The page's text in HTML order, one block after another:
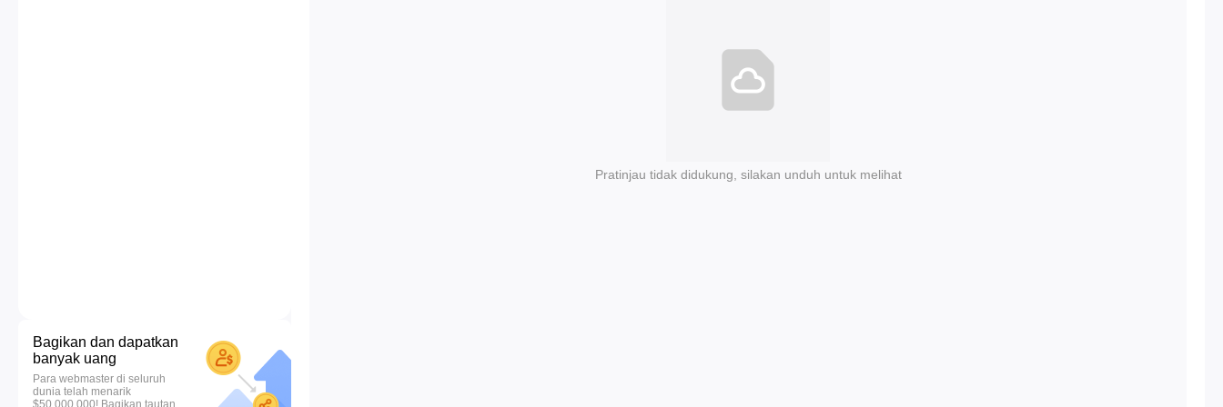
Bagikan dan dapatkan
banyak uang
Para webmaster di seluruh
dunia telah menarik
$50.000.000! Bagikan tautan
Pratinjau tidak didukung, silakan unduh untuk melihat